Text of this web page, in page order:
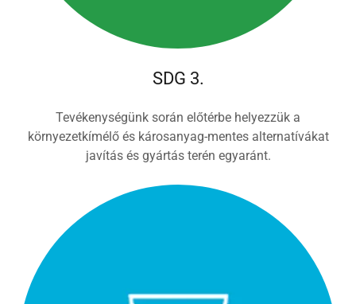
SDG 3.
Tevékenységünk során előtérbe helyezzük a
környezetkímélő és károsanyag-mentes alternatívákat
javítás és gyártás terén egyaránt.